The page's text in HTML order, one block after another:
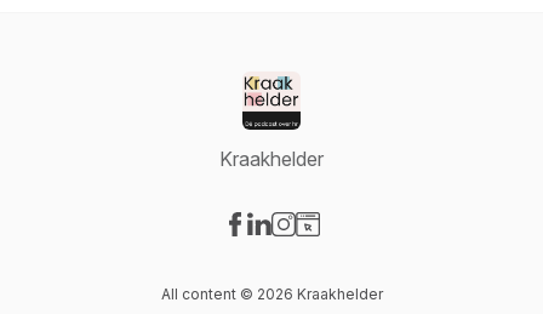
Kraakhelder
All content © 2026 Kraakhelder